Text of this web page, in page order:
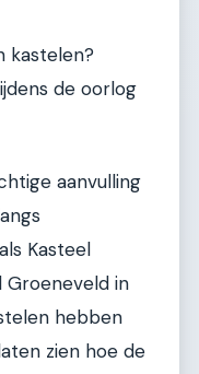
kastelen?
de oorlog
aanvulling
Kasteel
Groeneveld in
hebben
zien hoe de